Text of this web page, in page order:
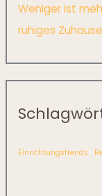
Weniger ist
ruhiges Zuhause
Einrichtungstrends